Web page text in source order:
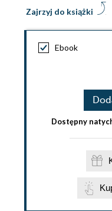
Zajrzyj do książki
Ebook
Dostępny